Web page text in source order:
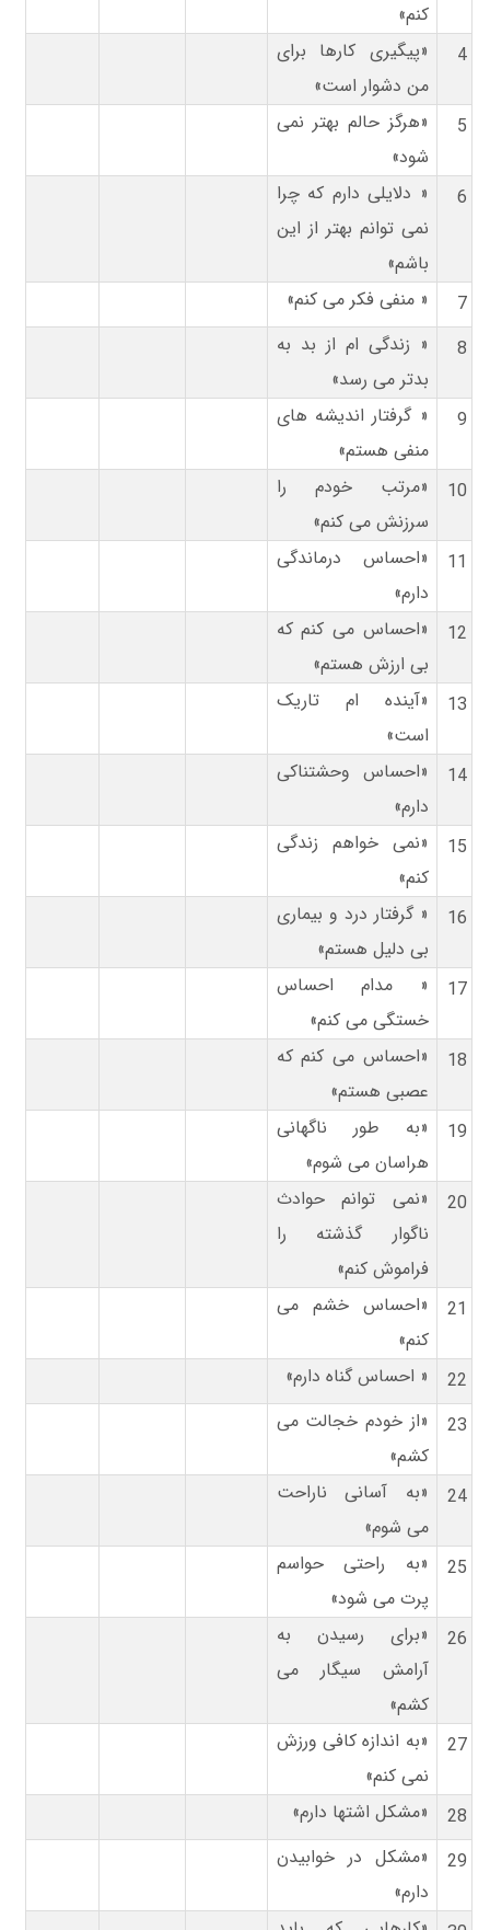
کنم»
4
«پیگیری کارها برای
من دشوار است»
5
«هرگز حالم بهتر نمی
شود»
6
« دلایلی دارم که چرا
نمی توانم بهتر از این
باشم»
7
« منفی فکر می کنم»
8
« زندگی ام از بد به
بدتر می رسد»
9
« گرفتار اندیشه های
منفی هستم»
10
«مرتب خودم را
سرزنش می کنم»
11
«احساس درماندگی
دارم»
12
«احساس می کنم که
بی ارزش هستم»
13
«آینده ام تاریک
است»
14
«احساس وحشتناکی
دارم»
15
«نمی خواهم زندگی
کنم»
16
« گرفتار درد و بیماری
بی دلیل هستم»
17
« مدام احساس
خستگی می کنم»
18
«احساس می کنم که
عصبی هستم»
19
«به طور ناگهانی
هراسان می شوم»
20
«نمی توانم حوادث
ناگوار گذشته را
فراموش کنم»
21
«احساس خشم می
کنم»
22
« احساس گناه دارم»
23
«از خودم خجالت می
کشم»
24
«به آسانی ناراحت
می شوم»
25
«به راحتی حواسم
پرت می شود»
26
«برای رسیدن به
آرامش سیگار می
کشم»
27
«به اندازه کافی ورزش
نمی کنم»
28
«مشکل اشتها دارم»
29
«مشکل در خوابیدن
دارم»